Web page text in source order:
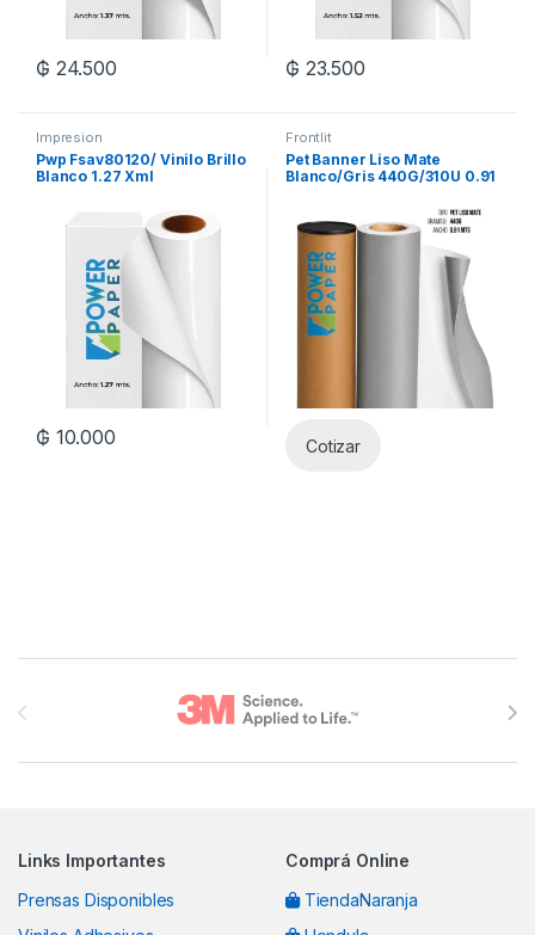
₲ 24.500 ₲ 23.500
Impresion
Pwp Fsav80120/ Vinilo Brillo
Blanco 1.27 Xml
₲ 10.000
Frontlit
Pet Banner Liso Mate
Blanco/Gris 440G/310U 0.91
Cotizar
Links Importantes
Prensas Disponibles
Comprá Online
TiendaNaranja